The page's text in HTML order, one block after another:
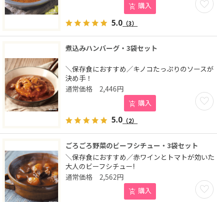
購入
5.0 （3）
煮込みハンバーグ・3袋セット
＼保存食におすすめ／キノコたっぷりのソースが
決め手！
お気
2,446円
購入
5.0 （2）
ごろごろ野菜のビーフシチュー・3袋セット
＼保存食におすすめ／赤ワインとトマトが効いた
大人のビーフシチュー!
お気
2,562円
購入